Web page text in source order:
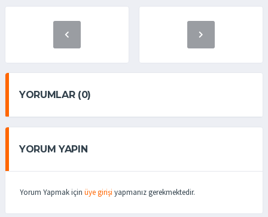
YORUMLAR (0)
YORUM YAPIN
Yorum Yapmak için üye girişi yapmanız gerekmektedir.